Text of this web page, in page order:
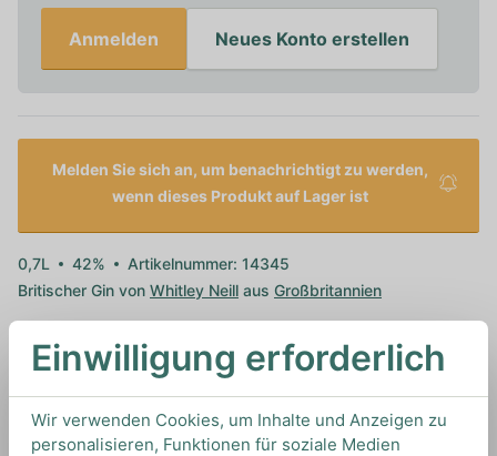
Anmelden Neues Konto erstellen
Melden Sie sich an, um benachrichtigt zu werden,
wenn dieses Produkt auf Lager ist
0,7L 42%
Artikelnummer: 14345
Britischer Gin von Whitley Neill aus Großbritannien
HOW TO DRINK
Einwilligung erforderlich
Wir verwenden Cookies, um Inhalte und Anzeigen zu
personalisieren, Funktionen für soziale Medien